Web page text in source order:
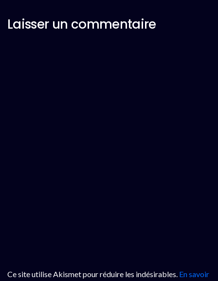
Laisser un commentaire
Ce site utilise Akismet pour réduire les indésirables. En savoir